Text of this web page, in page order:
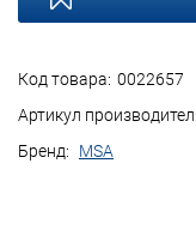
Код товара: 0022657
Артикул
Бренд:
MSA